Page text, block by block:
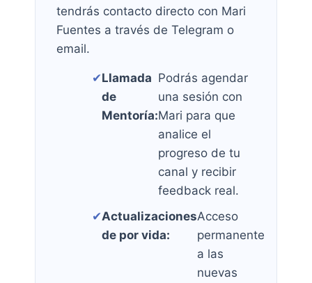
tendrás contacto directo con Mari
Fuentes a través de Telegram o
email.
✔Llamada
de
Mentoría:
Podrás agendar
una sesión con
Mari para que
analice el
progreso de tu
canal y recibir
feedback real.
✔Actualizaciones
de por vida:
Acceso
permanente
a las
nuevas